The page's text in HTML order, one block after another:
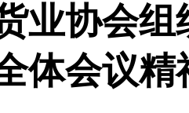
业协会
体会议精